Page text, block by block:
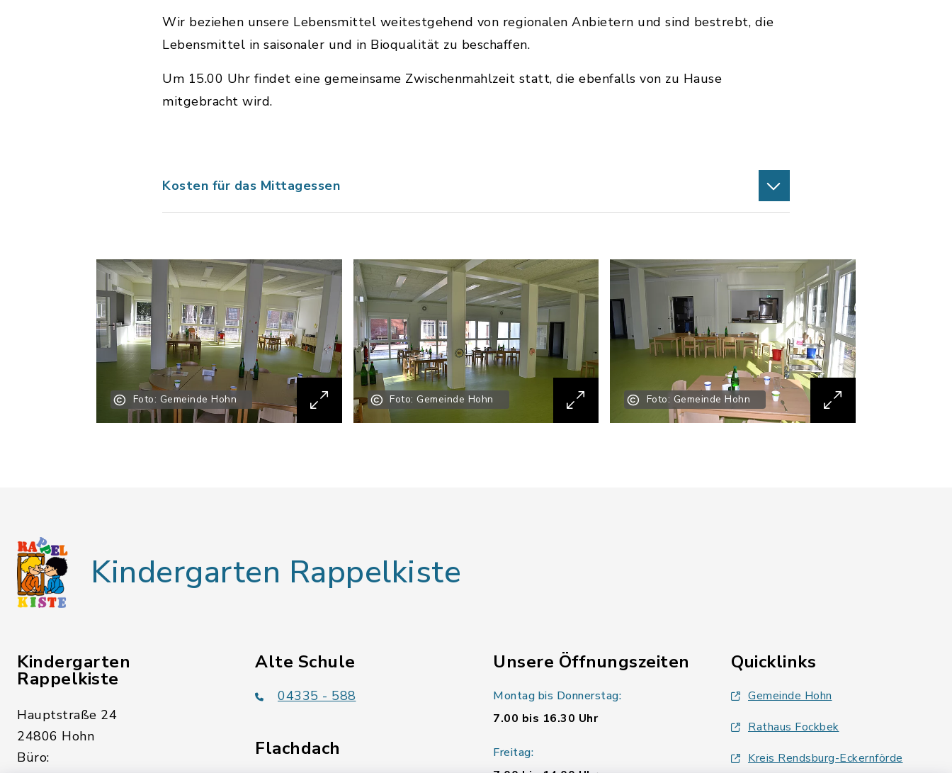
Wir beziehen unsere Lebensmittel weitestgehend von regionalen Anbietern und sind bestrebt, die
Lebensmittel in saisonaler und in Bioqualität zu beschaffen.
Um 15.00 Uhr findet eine gemeinsame Zwischenmahlzeit statt, die ebenfalls von zu Hause
mitgebracht wird.
Kosten für das Mittagessen
Foto: Gemeinde Hohn Foto: Gemeinde Hohn Foto: Gemeinde Hohn
Kindergarten Rappelkiste
Kindergarten
Rappelkiste
Hauptstraße 24
24806 Hohn
Büro:
Alte Schule
04335 - 588
Flachdach
Unsere Öffnungszeiten
Montag bis Donnerstag:
7.00 bis 16.30 Uhr
Freitag:
Quicklinks
Gemeinde Hohn
Rathaus Fockbek
Kreis Rendsburg-Eckernförde